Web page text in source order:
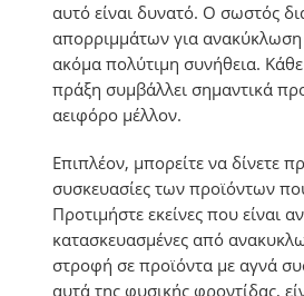
αυτό είναι δυνατό. Ο σωστός
απορριμμάτων για ανακύκλωση
ακόμα πολύτιμη συνήθεια. Κάθε
πράξη συμβάλλει σημαντικά
αειφόρο μέλλον.
Επιπλέον, μπορείτε να δίνετε
συσκευασίες των προϊόντων
Προτιμήστε εκείνες που είναι
κατασκευασμένες από
στροφή σε προϊόντα με αγνά
αυτά της φυσικής φροντίδας,